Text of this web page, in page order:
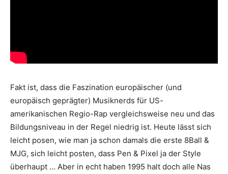
Fakt ist, dass die Faszination europäischer (und
europäisch geprägter) Musiknerds für US-
amerikanischen Regio-Rap vergleichsweise neu und das
Bildungs­niveau in der Regel niedrig ist. Heute lässt sich
leicht posen, wie man ja schon damals die erste 8Ball &
MJG, sich leicht posten, dass Pen & Pixel ja der Style
überhaupt … Aber in echt haben 1995 halt doch alle Nas